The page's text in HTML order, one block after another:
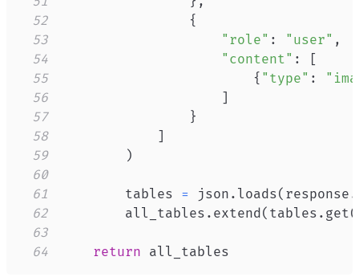
52
{
53
"role" : "user" ,
54
"content" :
[
55
{ "type" :
56
]
57
}
58
]
59
)
60
61
        tables
= json . loads( response .
62
        all_tables
. extend( tables . get(
63
64
return all_tables